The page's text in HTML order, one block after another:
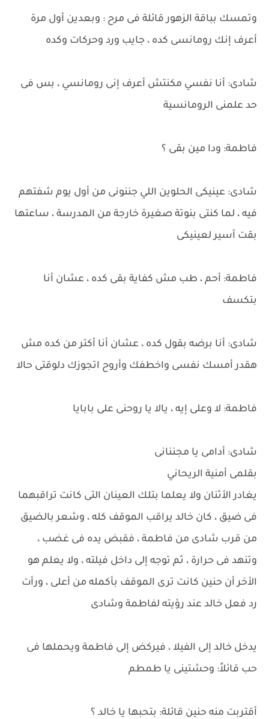
وتمسك بباقة الزهور قائلة فى مرح : وبعدين أول مرة
أعرف إنك رومانسى كده ، جايب ورد وحركات وكده
شادى: أنا نفسي مكنتش أعرف إنى رومانسي ، بس فى
حد علمنى الرومانسية
فاطمة: ودا مين بقى ؟
شادى: عينيكى الحلوين اللي جننونى من أول يوم شفتهم
فيه ، لما كنتى بنوتة صغيرة خارجة من المدرسة ، ساعتها
بقت أسير لعينيكى
فاطمة: أحم ، طب مش كفاية بقى كده ، عشان أنا
بتكسف
شادى: أنا برضه بقول كده ، عشان أنا أكتر من كده مش
هقدر أمسك نفسى واخطفك وأروح اتجوزك دلوقتى حالا
فاطمة: لا وعلى إيه ، يالا يا روحنى على بابايا
شادى: أدامى يا مجننانى
بقلمى أمنية الريحاني
يغادر الأثنان ولا يعلما بتلك العينان التى كانت تراقبهما
فى ضيق ، كان خالد يراقب الموقف كله ، وشعر بالضيق
من قرب شادى من فاطمة ، فقبض يده فى غضب ،
وتنهد فى حرارة ، ثم توجه إلى داخل فيلته ، ولا يعلم هو
الأخر أن حنين كانت ترى الموقف بأكمله من أعلى ، ورأت
رد فعل خالد عند رؤيته لفاطمة وشادى
يدخل خالد إلى الفيلا ، فيركض إلى فاطمة ويحملها فى
حب قائلاً: وحشتينى يا طمطم
أقتربت منه حنين قائلة: بتحبها يا خالد ؟